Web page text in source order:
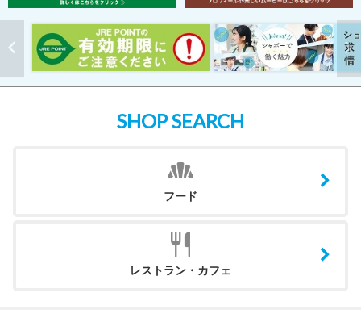
SHOP SEARCH
フード
レストラン・カフェ